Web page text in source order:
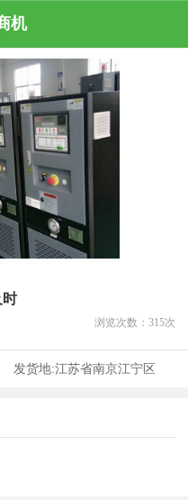
机
时
浏览次数： 315次
发货地:江苏省南京江宁区